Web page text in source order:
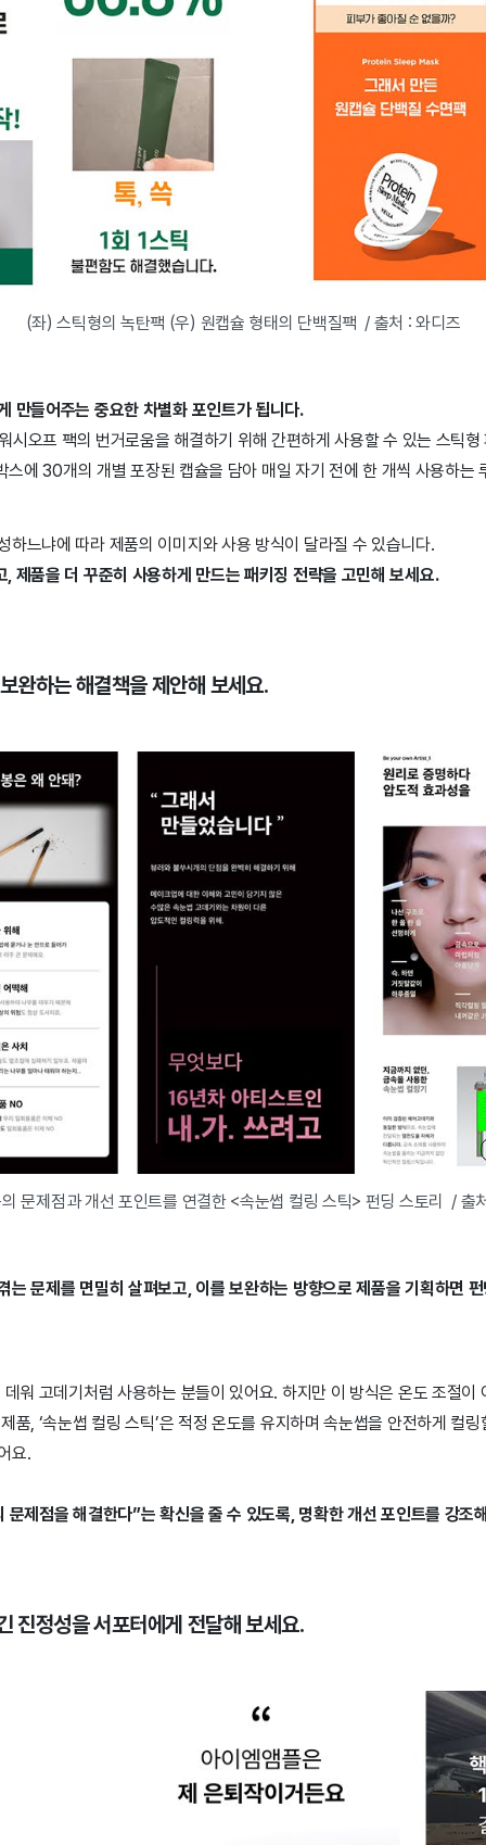
(좌) 스틱형의 녹탄팩 (우) 원캡슐 형태의 단백질팩 / 출처 : 와디즈
만들어주는 중요한 차별화 포인트가 됩니다.
시오프 팩의 번거로움을 해결하기 위해 간편하게 사용할 수 있는 스틱
스에 30개의 개별 포장된 캡슐을 담아 매일 자기 전에 한 개씩 사용하는
하느냐에 따라 제품의 이미지와 사용 방식이 달라질 수 있습니다.
, 제품을 더 꾸준히 사용하게 만드는 패키징 전략을 고민해 보세요.
완하는 해결책을 제안해 보세요.
문제점과 개선 포인트를 연결한 <속눈썹 컬링 스틱> 펀딩 스토리 / 출
는 문제를 면밀히 살펴보고, 이를 보완하는 방향으로 제품을 기획하면
워 고데기처럼 사용하는 분들이 있어요. 하지만 이 방식은 온도 조절이
품, ‘속눈썹 컬링 스틱’은 적정 온도를 유지하며 속눈썹을 안전하게 컬
요.
문제점을 해결한다”는 확신을 줄 수 있도록, 명확한 개선 포인트를 강조
진정성을 서포터에게 전달해 보세요.